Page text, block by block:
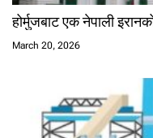
होर्मुजबाट एक नेपाली
March 20, 2026